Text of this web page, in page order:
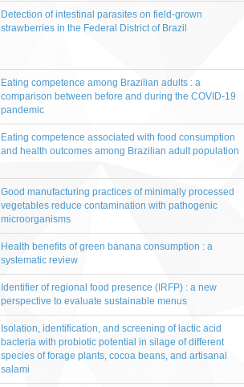
Detection of intestinal parasites on field-grown
strawberries in the Federal District of Brazil
Eating competence among Brazilian adults : a
comparison between before and during the COVID-19
pandemic
Eating competence associated with food consumption
and health outcomes among Brazilian adult population
Good manufacturing practices of minimally processed
vegetables reduce contamination with pathogenic
microorganisms
Health benefits of green banana consumption : a
systematic review
Identifier of regional food presence (IRFP) : a new
perspective to evaluate sustainable menus
Isolation, identification, and screening of lactic acid
bacteria with probiotic potential in silage of different
species of forage plants, cocoa beans, and artisanal
salami